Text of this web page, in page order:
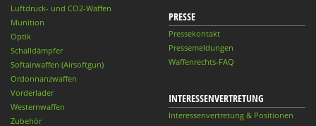
Luftdruck- und CO2-Waffen
Munition
Optik
Schalldämpfer
Softairwaffen (Airsoftgun)
Ordonnanzwaffen
Vorderlader
Westernwaffen
Zubehör
PRESSE
Pressekontakt
Pressemeldungen
Waffenrechts-FAQ
INTERESSENVERTRETUNG
Interessenvertretung & Positionen